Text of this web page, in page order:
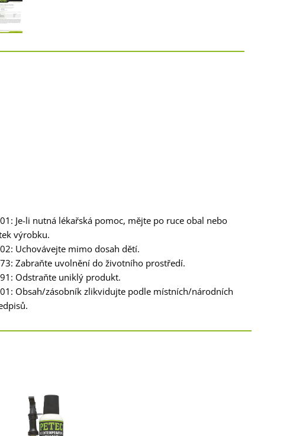
Je-li nutná lékařská pomoc, mějte po ruce obal nebo
výrobku.
Uchovávejte mimo dosah dětí.
Zabraňte uvolnění do životního prostředí.
Odstraňte uniklý produkt.
Obsah/zásobník zlikvidujte podle místních/národních